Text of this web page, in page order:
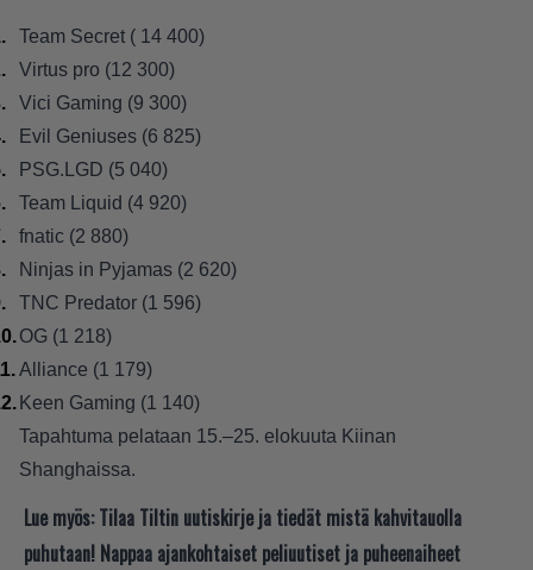
Team Secret ( 14 400)
Virtus pro (12 300)
Vici Gaming (9 300)
Evil Geniuses (6 825)
PSG.LGD (5 040)
Team Liquid (4 920)
fnatic (2 880)
Ninjas in Pyjamas (2 620)
TNC Predator (1 596)
OG (1 218)
Alliance (1 179)
Keen Gaming (1 140)
Tapahtuma pelataan 15.–25. elokuuta Kiinan
Shanghaissa.
Lue myös: Tilaa Tiltin uutiskirje ja tiedät mistä kahvitauolla
puhutaan! Nappaa ajankohtaiset peliuutiset ja puheenaiheet